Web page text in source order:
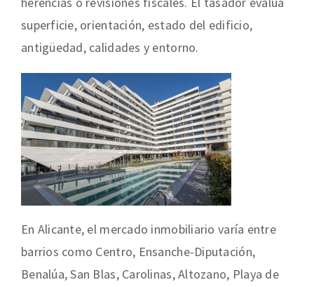
superficie, orientación, estado del edificio,
antigüedad, calidades y entorno.
En Alicante, el mercado inmobiliario varía entre
barrios como Centro, Ensanche-Diputación,
Benalúa, San Blas, Carolinas, Altozano, Playa de